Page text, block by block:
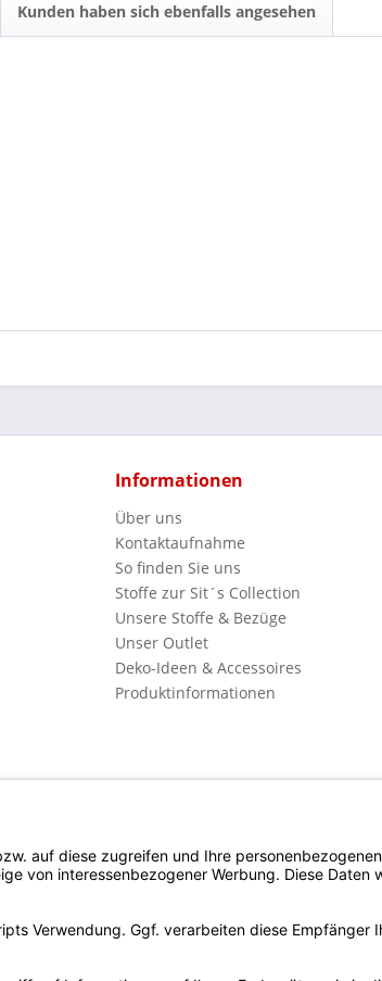
Kunden haben sich ebenfalls angesehen
Informationen
Über uns
Kontaktaufnahme
So finden Sie uns
Stoffe zur Sit´s Collection
Unsere Stoffe & Bezüge
Unser Outlet
Deko-Ideen & Accessoires
Produktinformationen
evtl.Versandkosten und ggf. Nachnahmegebühren, wenn